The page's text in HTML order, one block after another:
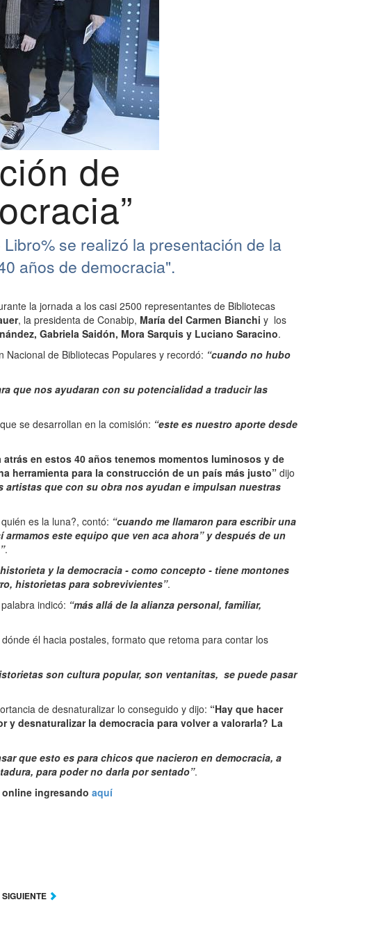
de
se realizó la presentación de la
años de democracia".
la jornada a los casi 2500 representantes de Bibliotecas
, la presidenta de Conabip, María del Carmen Bianchi y los
Gabriela Saidón, Mora Sarquis y Luciano Saracino.
de Bibliotecas Populares y recordó: “cuando no hubo
que nos ayudaran con su potencialidad a traducir las
se desarrollan en la comisión: “este es nuestro aporte desde
atrás en estos 40 años tenemos momentos luminosos y de
herramienta para la construcción de un país más justo” dijo
que con su obra nos ayudan e impulsan nuestras
es la luna?, contó: “cuando me llamaron para escribir una
este equipo que ven aca ahora” y después de un
.
y la democracia - como concepto - tiene montones
historietas para sobrevivientes”.
indicó: “más allá de la alianza personal, familiar,
él hacia postales, formato que retoma para contar los
son cultura popular, son ventanitas, se puede pasar
de desnaturalizar lo conseguido y dijo: “Hay que hacer
desnaturalizar la democracia para volver a valorarla? La
que esto es para chicos que nacieron en democracia, a
para poder no darla por sentado”.
ingresando aquí
SIGUIENTE